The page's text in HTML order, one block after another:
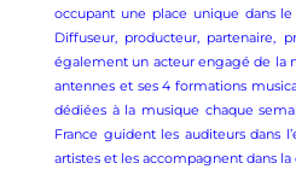
occupant une place unique dans
Diffuseur, producteur, partenaire,
également un acteur engagé de la
antennes et ses 4 formations
dédiées à la musique chaque
France guident les auditeurs dans
artistes et les accompagnent dans la